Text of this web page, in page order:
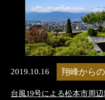
2019.10.16 翔峰から
台風19号による松本市周